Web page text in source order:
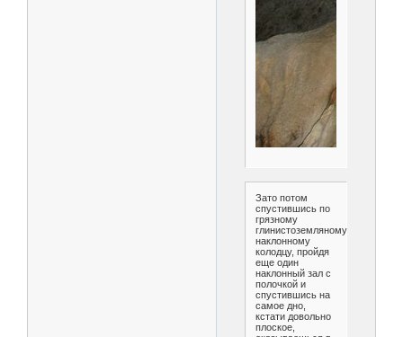
Зато потом
спустившись по
грязному
глинистоземляному
наклонному
колодцу, пройдя
еще один
наклонный зал с
полочкой и
спустившись на
самое дно,
кстати довольно
плоское,